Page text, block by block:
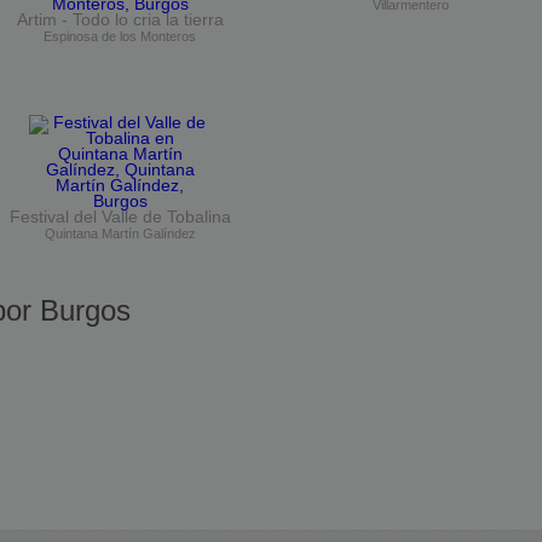
Artim - Todo lo cria la tierra
Espinosa de los Monteros
Villarmentero
Festival del Valle de Tobalina
Quintana Martín Galíndez
Burgos